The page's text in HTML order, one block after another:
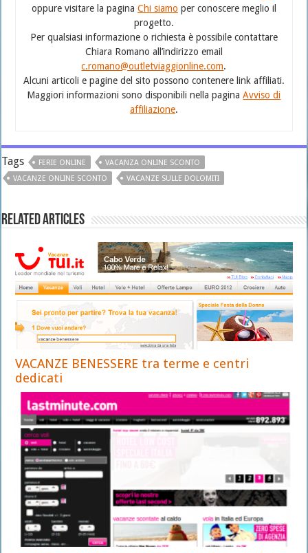
oppure visitare la pagina Chi siamo per conoscere meglio il
progetto.
Per qualsiasi informazione o richiesta è possibile contattare
Chiara Romano all’indirizzo email
c.romano@outletviaggionline.com.
Alcuni articoli e pagine del sito possono contenere link affiliati.
Maggiori informazioni sono disponibili nella paginaAvviso di
affiliazione.
Tags FERIE ONLINE
VACANZA ONLINE SCONTO
VACANZE ONLINE SCONTO
VACANZE SULLE DOLOMITI
Related Articles
VACANZE BENESSERE tra terme e centri
dedicati